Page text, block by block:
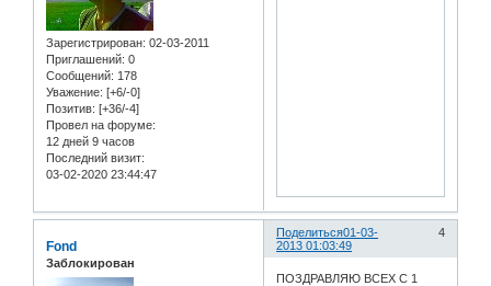
Зарегистрирован: 02-03-2011
Приглашений: 0
Сообщений: 178
Уважение: [+6/-0]
Позитив: [+36/-4]
Провел на форуме:
12 дней 9 часов
Последний визит:
03-02-2020 23:44:47
Поделиться 4
01-03-
2013 01:03:49
Fond
Заблокирован
ПОЗДРАВЛЯЮ ВСЕХ С 1